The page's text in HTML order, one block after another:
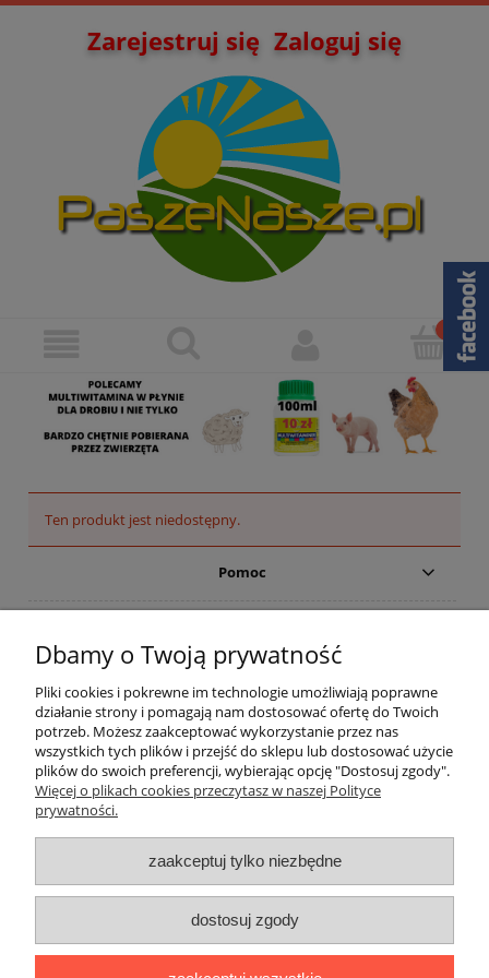
Zarejestruj się Zaloguj się
Ten produkt jest niedostępny.
Pomoc
Płatności i dostawa
Informacje
Dostępne formy płatności, którymi
można realizować płatność:
Dbamy o Twoją prywatność
Pliki cookies i pokrewne im technologie umożliwiają poprawne
działanie strony i pomagają nam dostosować ofertę do Twoich
potrzeb. Możesz zaakceptować wykorzystanie przez nas
wszystkich tych plików i przejść do sklepu lub dostosować użycie
plików do swoich preferencji, wybierając opcję "Dostosuj zgody".
Więcej o plikach cookies przeczytasz w naszej Polityce
prywatności.
zaakceptuj tylko niezbędne
dostosuj zgody